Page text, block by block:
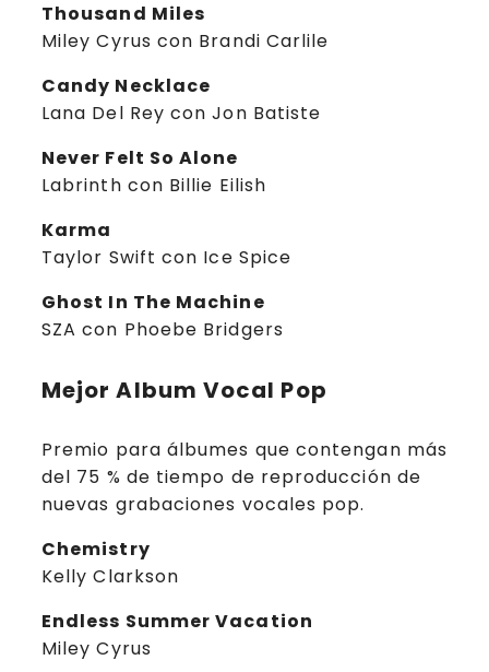
Thousand Miles
Miley Cyrus con Brandi Carlile
Candy Necklace
Lana Del Rey con Jon Batiste
Never Felt So Alone
Labrinth con Billie Eilish
Karma
Taylor Swift con Ice Spice
Ghost In The Machine
SZA con Phoebe Bridgers
Mejor Album Vocal Pop
Premio para álbumes que contengan más
del 75 % de tiempo de reproducción de
nuevas grabaciones vocales pop.
Chemistry
Kelly Clarkson
Endless Summer Vacation
Miley Cyrus